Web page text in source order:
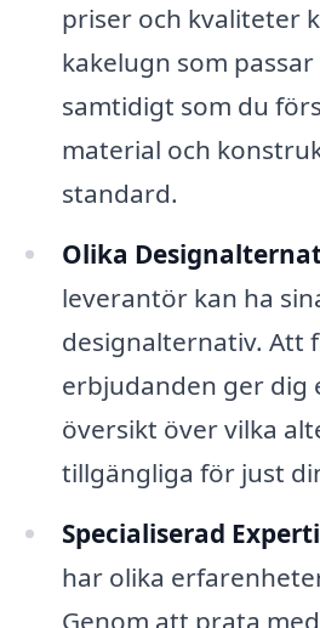
priser och kvaliteter
kakelugn som
samtidigt som du
material och
standard.
Olika
leverantör kan ha
designalternativ. Att
erbjudanden ger dig
översikt över vilka
tillgängliga för just
Specialiserad
har olika
Genom att prata